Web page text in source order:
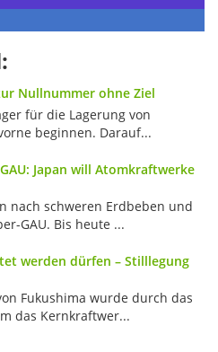
Nullnummer ohne Ziel
für die Lagerung von
beginnen. Darauf...
Japan will Atomkraftwerke
nach schweren Erdbeben und
GAU. Bis heute ...
werden dürfen – Stilllegung
Fukushima wurde durch das
das Kernkraftwer...